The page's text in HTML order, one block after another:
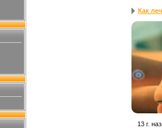
Как
13 г.